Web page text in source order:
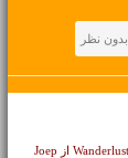
بدون نظر
عاشقان و طرفداران آهنگ بی کلام و آرامش بخش! آهنگ لایت ?♯ Wanderlust از Joep